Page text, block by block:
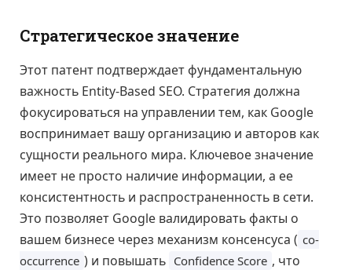
Стратегическое значение
Этот патент подтверждает фундаментальную
важность Entity-Based SEO. Стратегия должна
фокусироваться на управлении тем, как Google
воспринимает вашу организацию и авторов как
сущности реального мира. Ключевое значение
имеет не просто наличие информации, а ее
консистентность и распространенность в сети.
Это позволяет Google валидировать факты о
вашем бизнесе через механизм консенсуса ( co-
occurrence ) и повышать Confidence Score , что